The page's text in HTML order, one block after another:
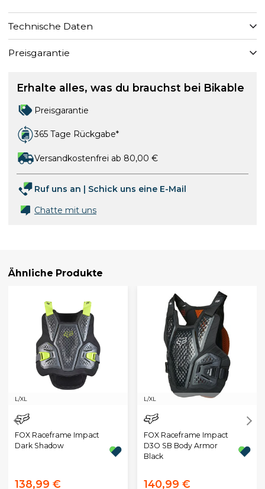
Technische Daten
Preisgarantie
Erhalte alles, was du brauchst bei Bikable
Preisgarantie
365 Tage Rückgabe*
Versandkostenfrei ab 80,00 €
Ruf uns an | Schick uns eine E-Mail
Chatte mit uns
Ähnliche Produkte
L/XL
FOX Raceframe Impact
Dark Shadow
138,99 €
L/XL
FOX Raceframe Impact
D3O SB Body Armor
Black
140,99 €